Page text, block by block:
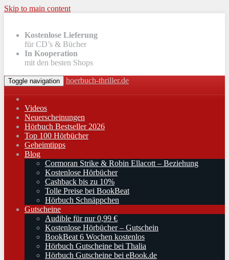
Skip to main content
Kostenlose Lieferung
für CD’s & Bücher
In Kooperation
mit den besten Shops
Toggle navigation hoerbuch-thriller.de
Videos
Neuerscheinungen
Hörbuch Bestseller 2026
Top 100 Hörbücher
Geheimtipps
Blog
Cormoran Strike & Robin Ellacott – Beziehung
Kostenlose Hörbücher
Cashback bis zu 10%
Tolle Preise bei BookBeat
Hörbuch Schnäppchen
Gutscheine
Audible für nur 0,99 €
Kostenlose Hörbücher – Gutschein
BookBeat 6 Wochen kostenlos
Hörbuch Gutscheine bei Thalia
Hörbuch Gutscheine bei eBook.de